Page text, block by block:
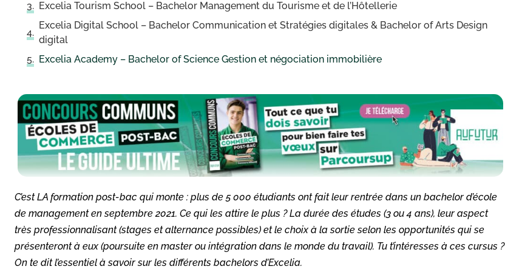
Excelia Tourism School – Bachelor Management du Tourisme et de l’Hôtellerie
Excelia Digital School – Bachelor Communication et Stratégies digitales & Bachelor of Arts Design
digital
Excelia Academy – Bachelor of Science Gestion et négociation immobilière
C’est LA formation post-bac qui monte : plus de 5 000 étudiants ont fait leur rentrée dans un bachelor d’école
de management en septembre 2021. Ce qui les attire le plus ? La durée des études (3 ou 4 ans), leur aspect
très professionnalisant (stages et alternance possibles) et le choix à la sortie selon les opportunités qui se
présenteront à eux (poursuite en master ou intégration dans le monde du travail). Tu t’intéresses à ces cursus ?
On te dit l’essentiel à savoir sur les différents bachelors d’Excelia.